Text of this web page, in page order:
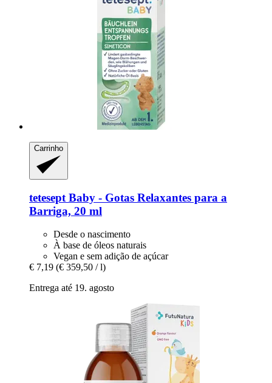
Carrinho
tetesept Baby -​ Gotas Relaxantes para a
Barriga, 20 ml
Desde o nascimento
À base de óleos naturais
Vegan e sem adição de açúcar
€ 7,19 (€ 359,50 / l)
Entrega até 19. agosto